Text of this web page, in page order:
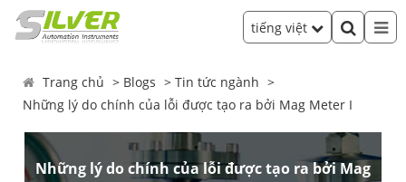
tiếng việt
Trang chủ Blogs
Tin tức ngành
Những lý do chính của lỗi được tạo ra bởi Mag Meter I
Những lý do chính của lỗi được tạo ra bởi Mag